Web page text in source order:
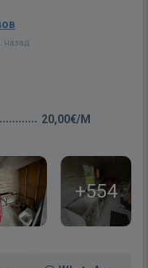
назад
20,00€/M
+554